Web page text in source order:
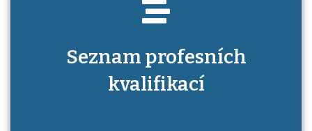
Seznam profesních
kvalifikací